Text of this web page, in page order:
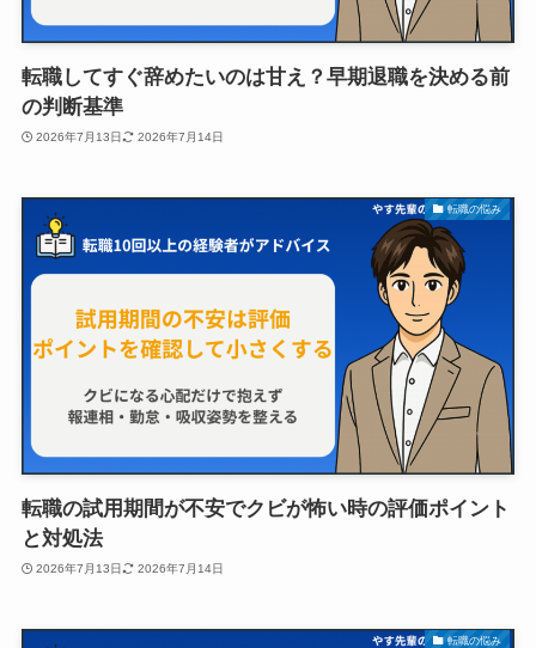
転職してすぐ辞めたいのは甘え？早期退職を決める前
の判断基準
2026年7月13日 2026年7月14日
転職の悩み
転職の試用期間が不安でクビが怖い時の評価ポイント
と対処法
2026年7月13日 2026年7月14日
転職の悩み